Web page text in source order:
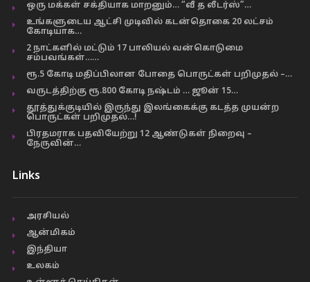
ஒரு மக்கள் சக்தியாக மாறனும்… “வீ த லீடர்ஸ்”…
உங்களுடைய ஆட்சி முடிவில் கடன்தொகை 20 லட்சம்
கோடியாக…
2 நாட்களில் மட்டும் 17 பாலியல் வன்கொடுமை
சம்பவங்கள்……
ரூ.5 கோடி மதிப்பிலான போதை பொருட்கள் பறிமுதல் –…
வருடத்திற்கு ரூ.800 கோடி நஷ்டம் … ஜூன் 15…
தூத்துக்குடியில் இருந்து இலங்கைக்கு கடத்த முயன்ற
பொருட்கள் பறிமுதல்…!
பிரதமராக பதவியேற்று 12 ஆண்டுகள் நிறைவு –
நேருவின்…
Links
அரசியல்
ஆன்மிகம்
இந்தியா
உலகம்